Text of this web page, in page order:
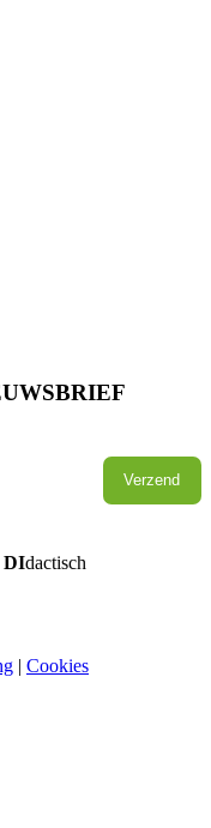
Verzend
DIdactisch
| Cookies